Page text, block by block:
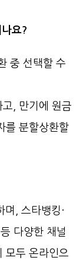
요?
중 선택할 수
, 만기에 원금
를 분할상환할
, 스타뱅킹·
다양한 채널
모두 온라인으